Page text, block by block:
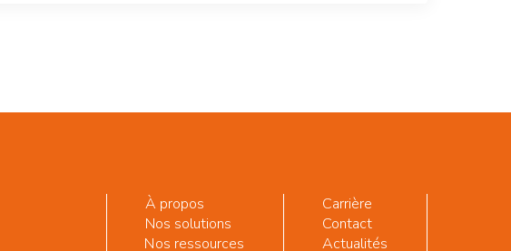
À propos
Nos solutions
Nos ressources
Carrière
Contact
Actualités